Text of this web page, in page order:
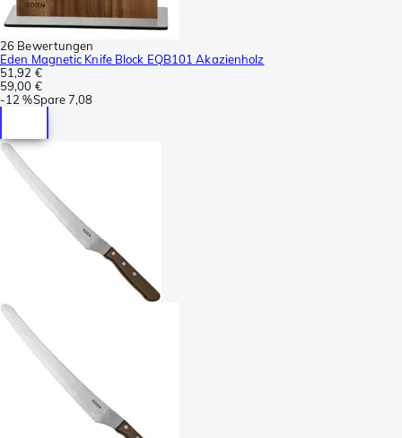
26 Bewertungen
Eden Magnetic Knife Block EQB101 Akazienholz
51,92 €
59,00 €
-12 %Spare7,08